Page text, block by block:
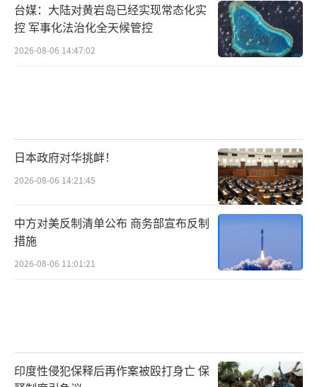
台媒：大陆对黄岩岛已经实现常态化实
控 军事化法治化全天候管控
2026-08-06 14:47:02
日本政府对华挑衅！
2026-08-06 14:21:45
中方对美反制清单公布 商务部宣布反制
措施
2026-08-06 11:01:21
印度性侵犯保释后再作案被殴打身亡 保